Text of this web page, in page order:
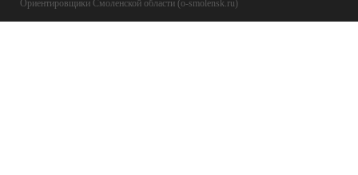
Ориентировщики Смоленской области (o-smolensk.ru)